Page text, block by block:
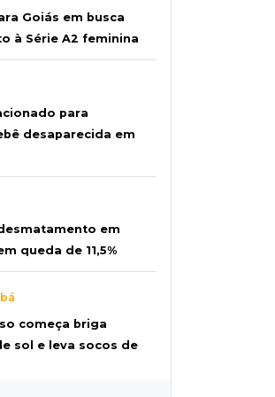
Goiás em busca
à Série A2 feminina
para
desaparecida em
em
queda de 11,5%
começa briga
sol e leva socos de